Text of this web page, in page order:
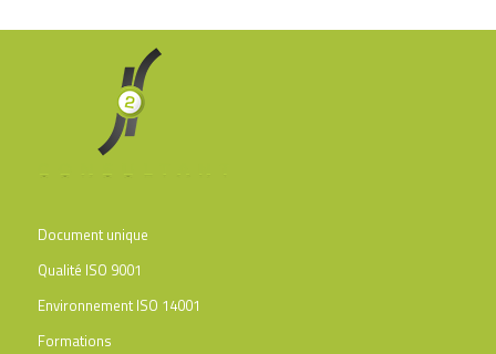
Document unique
Qualité ISO 9001
Environnement ISO 14001
Formations